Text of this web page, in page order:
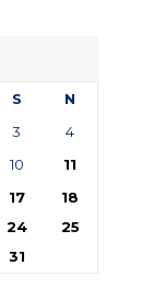
S
N
3
4
10
11
17
18
24
25
31